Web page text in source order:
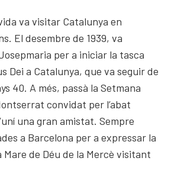
va visitar Catalunya en
El desembre de 1939, va
per a iniciar la tasca
Dei a Catalunya, que va seguir de
40. A més, passà la Setmana
convidat per l’abat
una gran amistat. Sempre
a Barcelona per a expressar la
Mare de Déu de la Mercè visitant